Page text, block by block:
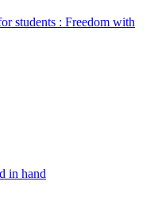
students : Freedom with
in hand